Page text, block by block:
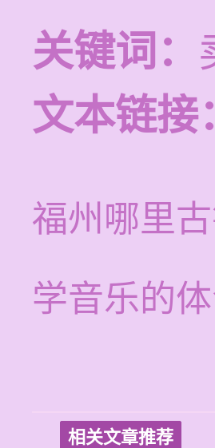
关键词：
文本链接
福州哪里
学音乐的
相关文章推荐